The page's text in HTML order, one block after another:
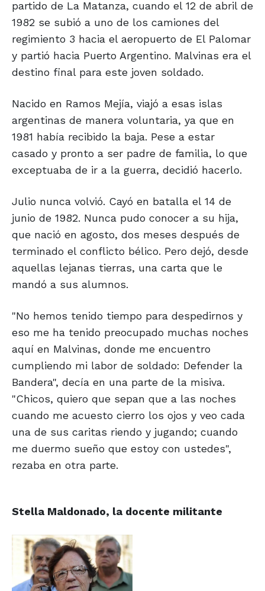
partido de La Matanza, cuando el 12 de abril de
1982 se subió a uno de los camiones del
regimiento 3 hacia el aeropuerto de El Palomar
y partió hacia Puerto Argentino. Malvinas era el
destino final para este joven soldado.
Nacido en Ramos Mejía, viajó a esas islas
argentinas de manera voluntaria, ya que en
1981 había recibido la baja. Pese a estar
casado y pronto a ser padre de familia, lo que
exceptuaba de ir a la guerra, decidió hacerlo.
Julio nunca volvió. Cayó en batalla el 14 de
junio de 1982. Nunca pudo conocer a su hija,
que nació en agosto, dos meses después de
terminado el conflicto bélico. Pero dejó, desde
aquellas lejanas tierras, una carta que le
mandó a sus alumnos.
"No hemos tenido tiempo para despedirnos y
eso me ha tenido preocupado muchas noches
aquí en Malvinas, donde me encuentro
cumpliendo mi labor de soldado: Defender la
Bandera", decía en una parte de la misiva.
"Chicos, quiero que sepan que a las noches
cuando me acuesto cierro los ojos y veo cada
una de sus caritas riendo y jugando; cuando
me duermo sueño que estoy con ustedes",
rezaba en otra parte.
Stella Maldonado, la docente militante